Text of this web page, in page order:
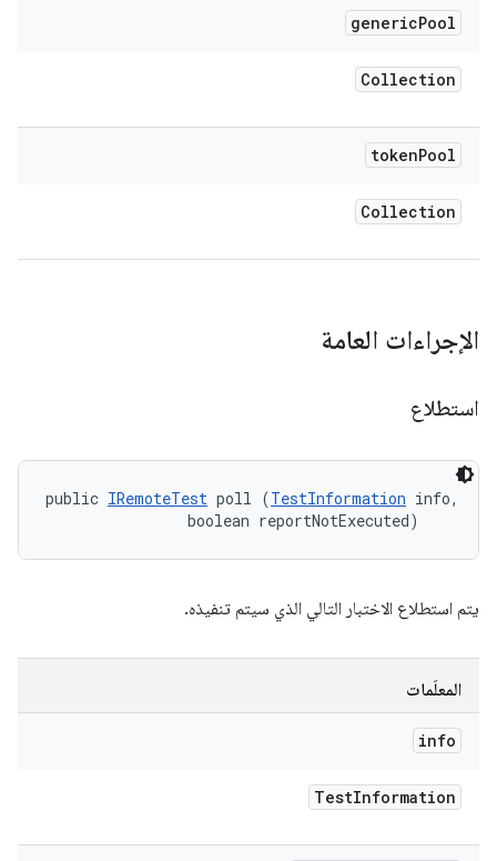
genericPool
Collection
tokenPool
Collection
الإجراءات العامة
استطلاع
public IRemoteTest poll (TestInformation info,
                boolean reportNotExecuted)
يتم استطلاع الاختبار التالي الذي سيتم تنفيذه.
المعلَمات
info
TestInformation